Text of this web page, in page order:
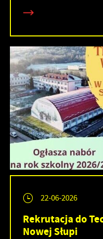
22-06-2026
Rekrutacja do
Nowej Słupi